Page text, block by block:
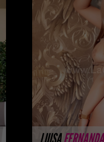
LUISAFERNANDA
LUISA
GIRALDO
Tengo que
por el sexo
jovenes , por eso
acariciarte y me
MÁS